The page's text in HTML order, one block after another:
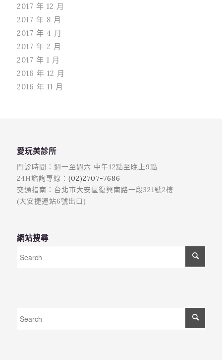
2017 年 12 月
2017 年 8 月
2017 年 4 月
2017 年 2 月
2017 年 1 月
2016 年 12 月
2016 年 11 月
愛玩美診所
門診時間：週一至週六 中午12點至晚上9點
24H諮詢專線： (02)2707-7686
交通指南：台北市大安區復興南路一段321號2樓
(大安捷運站6號出口)
網站搜尋